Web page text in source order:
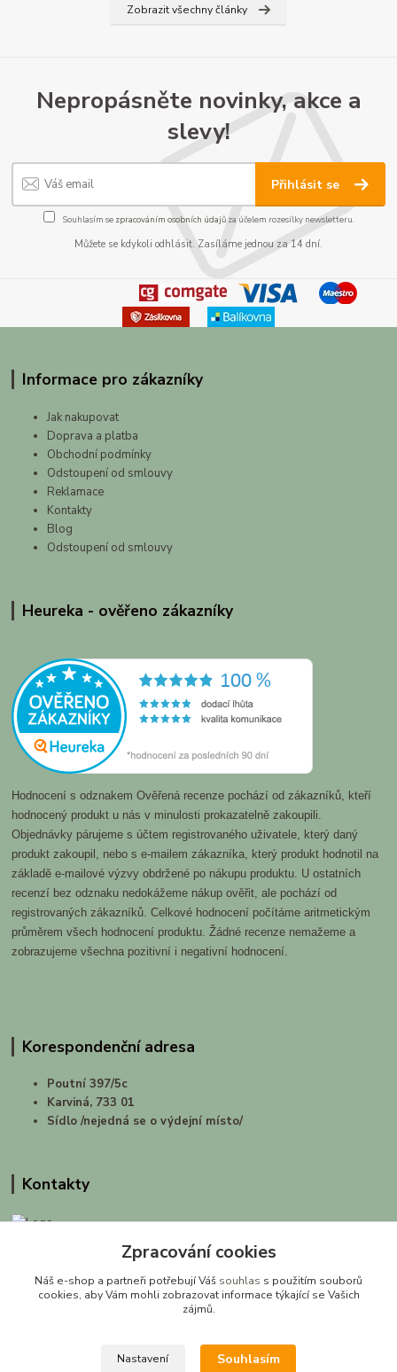
Zobrazit všechny články
Nepropásněte novinky, akce a
slevy!
Přihlásit se
Souhlasím se zpracováním osobních údajůza účelem rozesílky newsletteru.
Můžete se kdykoli odhlásit. Zasíláme jednou za 14 dní.
Informace pro zákazníky
Jak nakupovat
Doprava a platba
Obchodní podmínky
Odstoupení od smlouvy
Reklamace
Kontakty
Blog
Odstoupení od smlouvy
Heureka - ověřeno zákazníky
Hodnocení s odznakem Ověřená recenze pochází od zákazníků, kteří
hodnocený produkt u nás v minulosti prokazatelně zakoupili.
Objednávky párujeme s účtem registrovaného uživatele, který daný
produkt zakoupil, nebo s e-mailem zákazníka, který produkt hodnotil na
základě e-mailové výzvy obdržené po nákupu produktu. U ostatních
recenzí bez odznaku nedokážeme nákup ověřit, ale pochází od
registrovaných zákazníků. Celkové hodnocení počítáme aritmetickým
průměrem všech hodnocení produktu. Žádné recenze nemažeme a
zobrazujeme všechna pozitivní i negativní hodnocení.
Korespondenční adresa
Poutní 397/5c
Karviná, 733 01
Sídlo /nejedná se o výdejní místo/
Kontakty
Gabriela Pawlasová Koppová
Zpracování cookies
Náš e-shop a partneři potřebují Váš souhlas s použitím souborů
cookies, aby Vám mohli zobrazovat informace týkající se Vašich
zájmů.
Nastavení Souhlasím